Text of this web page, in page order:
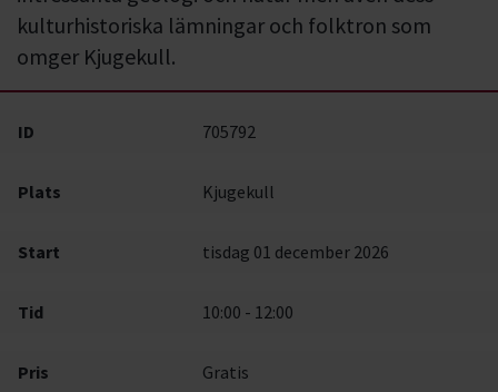
kulturhistoriska lämningar och folktron som
omger Kjugekull.
ID 705792
Plats Kjugekull
Start tisdag 01 december 2026
Tid 10:00 - 12:00
Pris Gratis